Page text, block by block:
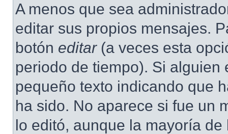
A menos que sea
editar sus propios mensajes.
botón editar(a veces esta
periodo de tiempo). Si
pequeño texto indicando que
ha sido. No aparece si fue un
lo editó, aunque la mayoría